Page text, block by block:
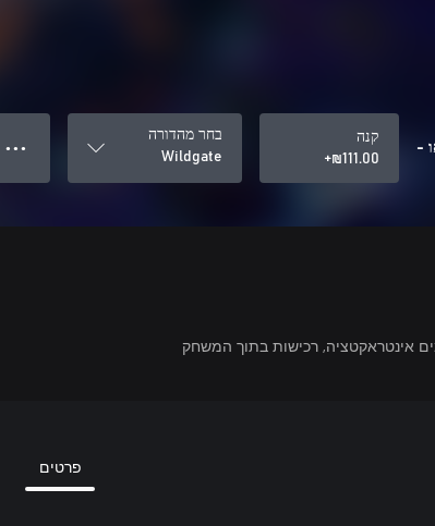
-
קנה
‪₪‎111.00‬+
בחר מהדורה
Wildgate
● ● ●
אינטראקטציה, רכישות בתוך המשחק
פרטים